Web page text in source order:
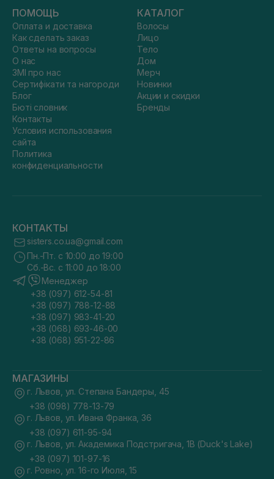
ПОМОЩЬ
Оплата и доставка
Как сделать заказ
Ответы на вопросы
О нас
ЗМІ про нас
Сертифікати та нагороди
Блог
Бюті словник
Контакты
Условия использования
сайта
Политика
конфиденциальности
КАТАЛОГ
Волосы
Лицо
Тело
Дом
Мерч
Новинки
Акции и скидки
Бренды
КОНТАКТЫ
sisters.co.ua@gmail.com
Пн.-Пт. с 10:00 до 19:00
Сб.-Вс. с 11:00 до 18:00
Менеджер
+38 (097) 612-54-81
+38 (097) 788-12-88
+38 (097) 983-41-20
+38 (068) 693-46-00
+38 (068) 951-22-86
МАГАЗИНЫ
г. Львов, ул. Степана Бандеры, 45
+38 (098) 778-13-79
г. Львов, ул. Ивана Франка, 36
+38 (097) 611-95-94
г. Львов, ул. Академика Подстригача, 1В (Duck's Lake)
+38 (097) 101-97-16
г. Ровно, ул. 16-го Июля, 15